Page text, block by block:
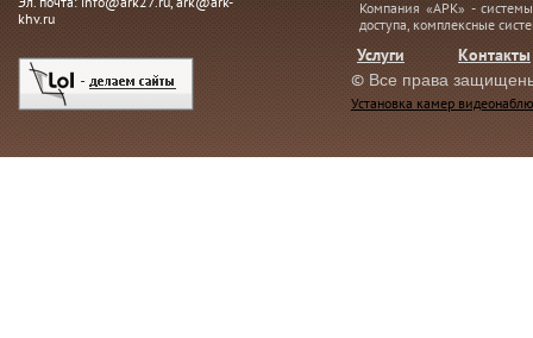
khv.ru
Компания «АРК» -
доступа, комплексные
Услуги
Контакты
© Все права
Установка камер